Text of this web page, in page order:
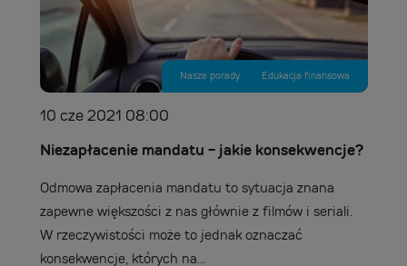
Nasze porady Edukacja finansowa
10 cze 2021 08:00
Niezapłacenie mandatu - jakie konsekwencje?
Odmowa zapłacenia mandatu to sytuacja znana
zapewne większości z nas głównie z filmów i seriali.
W rzeczywistości może to jednak oznaczać
konsekwencje, których na...